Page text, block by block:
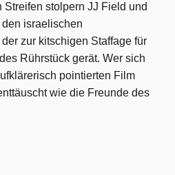
Streifen stolpern JJ Field und
israelischen
zur kitschigen Staffage für
Rührstück gerät. Wer sich
pointierten Film
wie die Freunde des